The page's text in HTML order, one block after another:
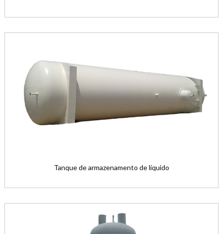
Tanque de armazenamento de líquido